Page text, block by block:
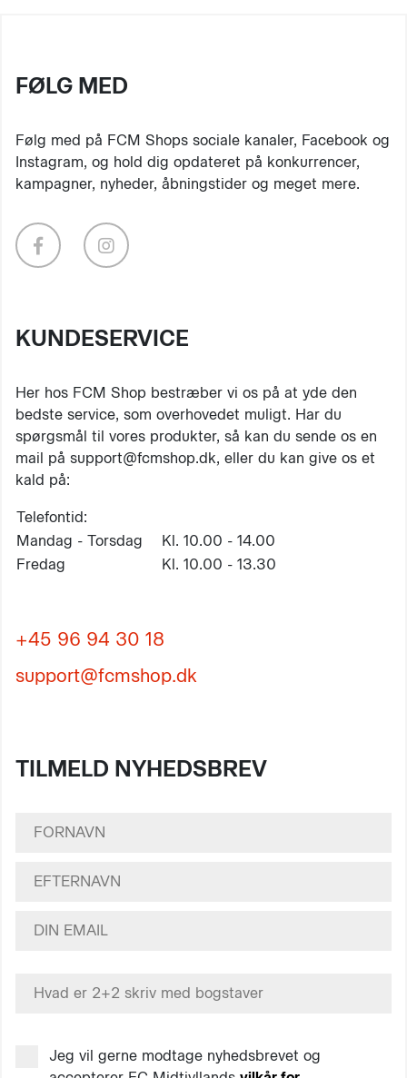
FØLG MED
Følg med på FCM Shops sociale kanaler, Facebook og
Instagram, og hold dig opdateret på konkurrencer,
kampagner, nyheder, åbningstider og meget mere.
KUNDESERVICE
Her hos FCM Shop bestræber vi os på at yde den
bedste service, som overhovedet muligt. Har du
spørgsmål til vores produkter, så kan du sende os en
mail på support@fcmshop.dk, eller du kan give os et
kald på:
Telefontid:
Mandag - Torsdag
Kl. 10.00 - 14.00
Fredag
Kl. 10.00 - 13.30
+45 96 94 30 18
support@fcmshop.dk
TILMELD NYHEDSBREV
Jeg vil gerne modtage nyhedsbrevet og